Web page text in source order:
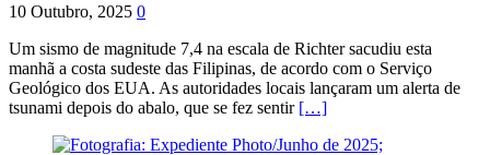
10 Outubro, 2025 0
Um sismo de magnitude 7,4 na escala de Richter sacudiu esta
manhã a costa sudeste das Filipinas, de acordo com o Serviço
Geológico dos EUA. As autoridades locais lançaram um alerta de
tsunami depois do abalo, que se fez sentir […]